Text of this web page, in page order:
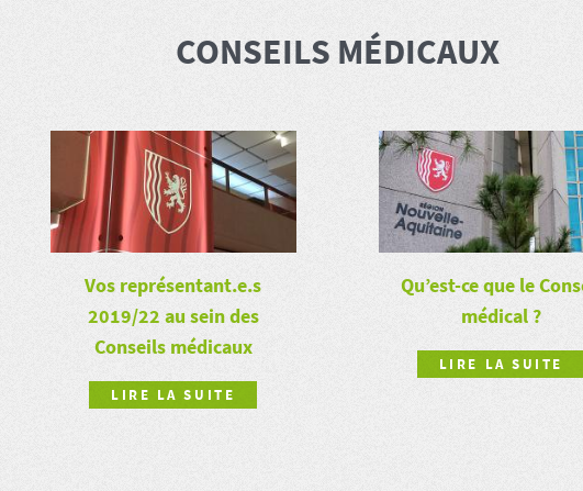
CONSEILS MÉDICAUX
Vos représentant.e.s
2019/22 au sein des
Conseils médicaux
LIRE LA SUITE
Qu’est-ce que le
médical ?
LIRE LA SUITE